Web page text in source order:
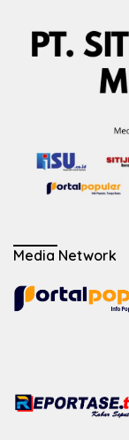
Media Network